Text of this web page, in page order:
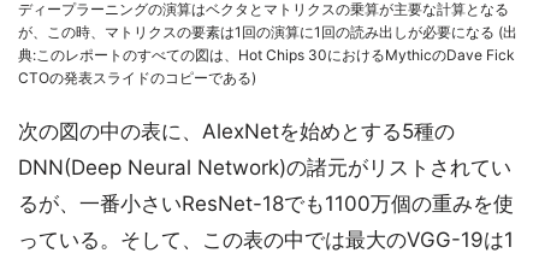
ディープラーニングの演算はベクタとマトリクスの乗算が主要な計算となる
が、この時、マトリクスの要素は1回の演算に1回の読み出しが必要になる (出
典:このレポートのすべての図は、Hot Chips 30におけるMythicのDave Fick
CTOの発表スライドのコピーである)
次の図の中の表に、AlexNetを始めとする5種の
DNN(Deep Neural Network)の諸元がリストされてい
るが、一番小さいResNet-18でも1100万個の重みを使
っている。そして、この表の中では最大のVGG-19は1